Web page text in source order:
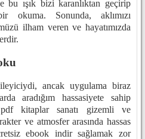
bu ışık bizi karanlıktan geçirip
okuma. Sonunda, aklımızı
ilham veren ve hayatımızda
ancak uygulama biraz
aradığım hassasiyete sahip
kitaplar sanatı gizemli ve
ve atmosfer arasında hassas
ebook indir sağlamak zor